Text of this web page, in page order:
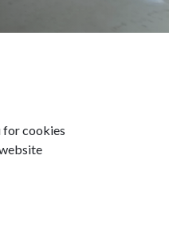
for cookies